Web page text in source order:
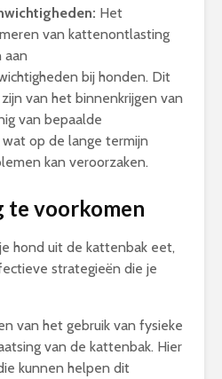
Het
van kattenontlasting
aan
bij honden. Dit
van het binnenkrijgen van
van bepaalde
op de lange termijn
kan veroorzaken.
te voorkomen
hond uit de kattenbak eet,
strategieën die je
van het gebruik van fysieke
van de kattenbak. Hier
kunnen helpen dit